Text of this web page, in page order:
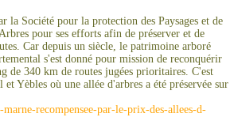
la Société pour la protection des Paysages et de
pour ses efforts afin de préserver et de
Car depuis un siècle, le patrimoine arboré
s'est donné pour mission de reconquérir
de 340 km de routes jugées prioritaires. C'est
Yèbles où une allée d'arbres a été préservée sur
recompensee-par-le-prix-des-allees-d-